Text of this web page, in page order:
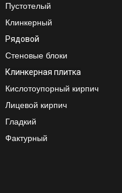
Пустотелый
Клинкерный
Рядовой
Стеновые блоки
Клинкерная плитка
Кислотоупорный кирпич
Лицевой кирпич
Гладкий
Фактурный